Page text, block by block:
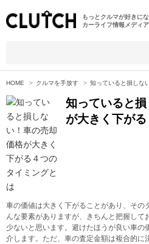
もっとクルマが好きに
カーライフ情報メディア
HOME クルマを手放す 知っていると損しな
知っていると
が大きく下が
車の価値は大きく下がることがあり、その
んな要素がありますが、きちんと把握して
少ないと思います。避けたほうが良い車
介します。ただ、車の査定金額は複合的に